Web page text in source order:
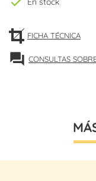
FICHA TÉCNICA
forum CONSULTAS